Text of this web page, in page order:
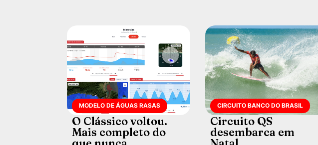
MODELO DE ÁGUAS RASAS
O Clássico voltou.
Mais completo do
CIRCUITO BANCO DO BRASIL
Circuito QS
desembarca em